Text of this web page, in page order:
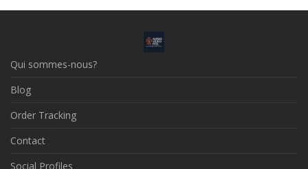
Qui sommes-nous?
Blog
Order Tracking
Contact
Social Profiles